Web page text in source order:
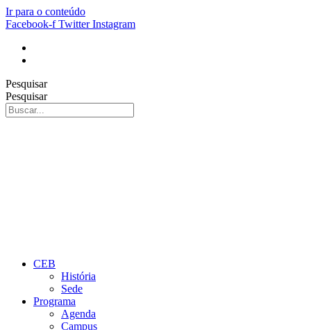
Ir para o conteúdo
Facebook-f Twitter Instagram
Pesquisar
Pesquisar
CEB
História
Sede
Programa
Agenda
Campus